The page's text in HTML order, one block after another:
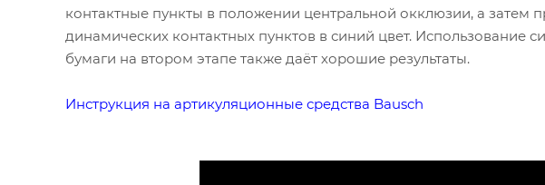
контактные пункты в положении центральной окклюзии, а затем
динамических контактных пунктов в синий цвет. Использование
бумаги на втором этапе также даёт хорошие результаты.
Инструкция на артикуляционные средства Bausch